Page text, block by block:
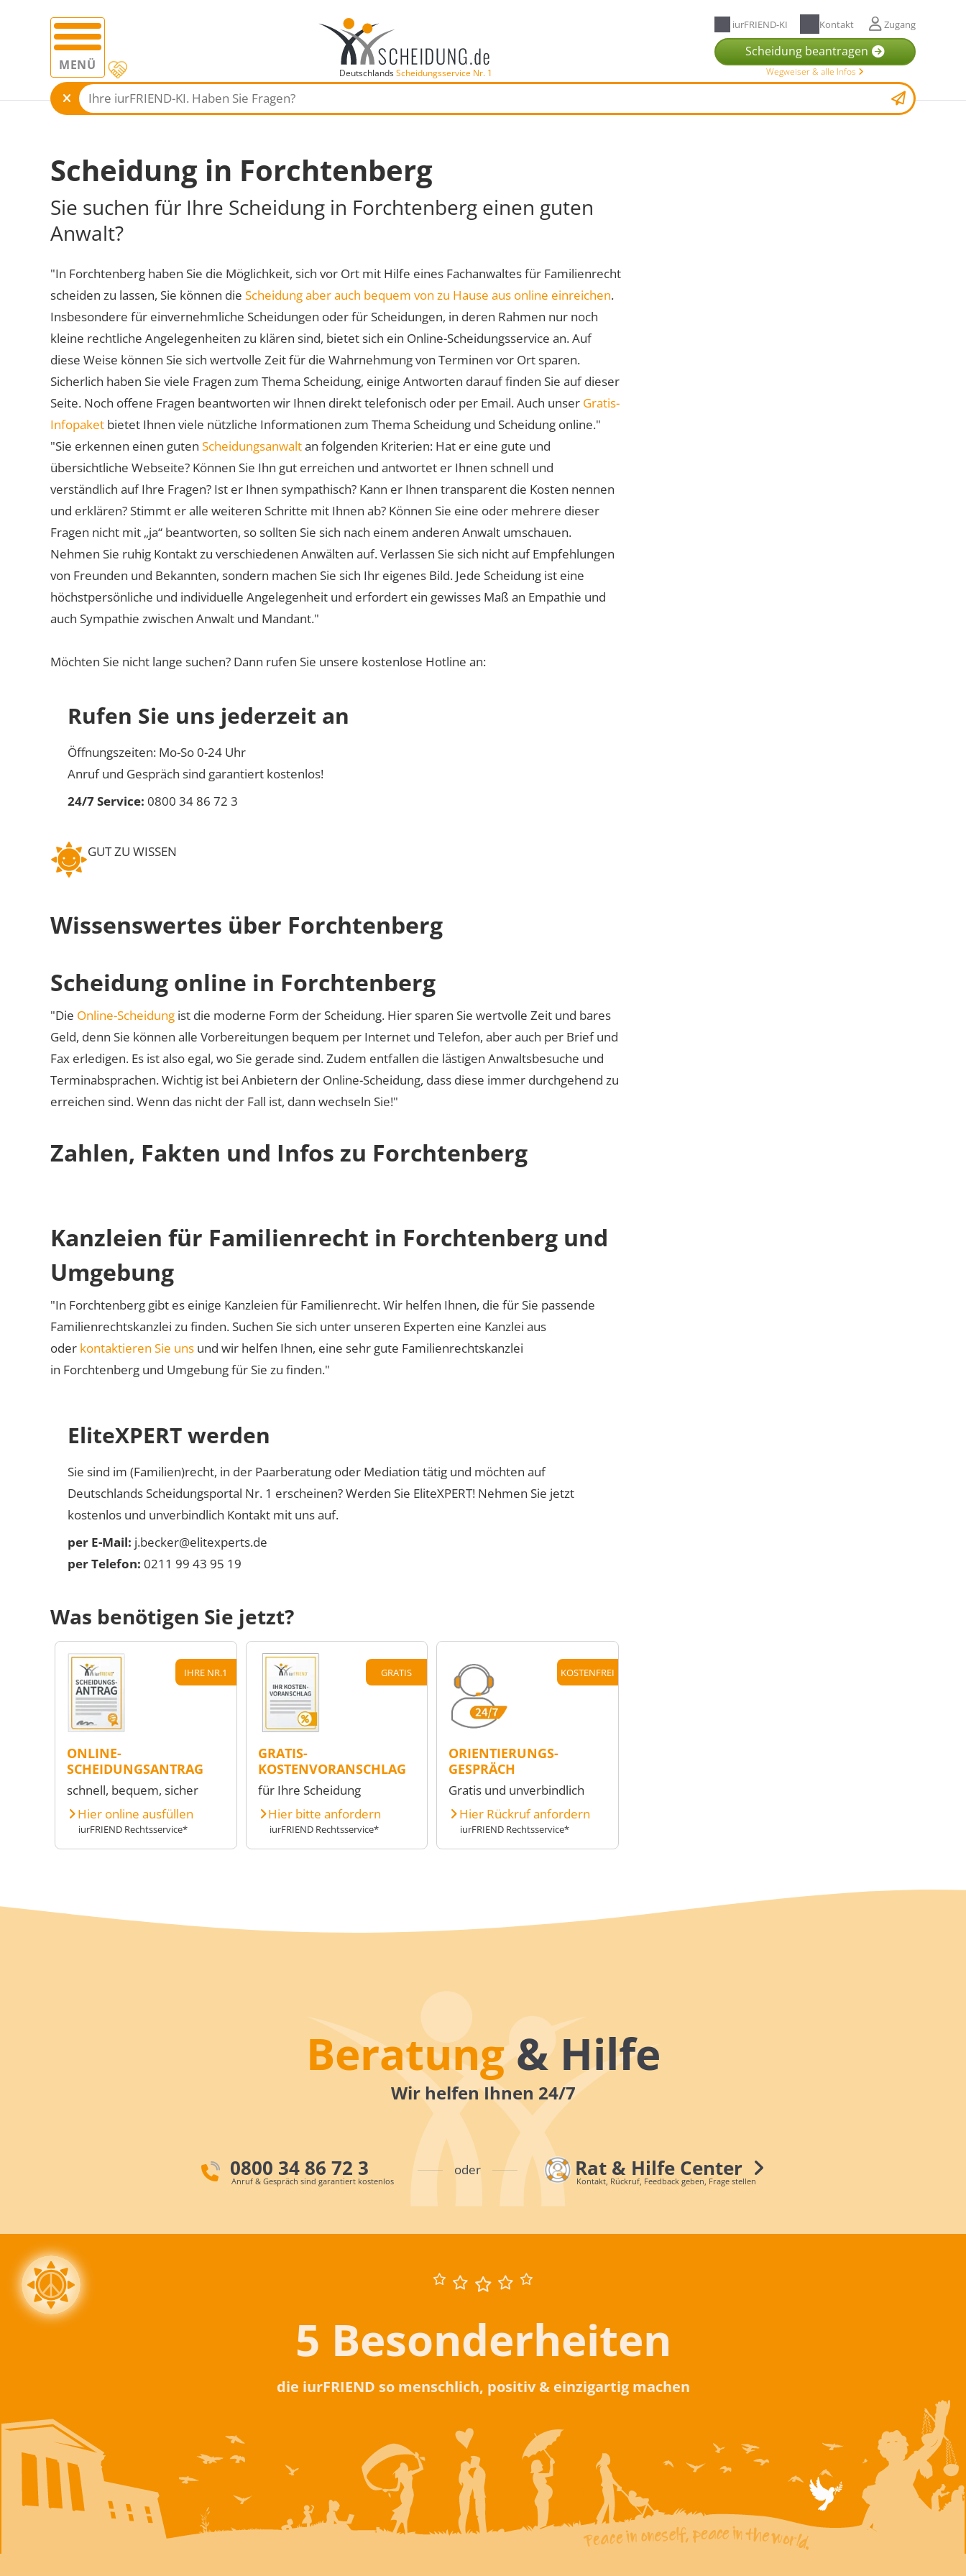
MENÜ DeutschlandsScheidungsservice Nr. 1
iurFRIEND-KI Kontakt Zugang
Scheidung beantragen
Wegweiser & alle Infos
Scheidung in Forchtenberg
Sie suchen für Ihre Scheidung in Forchtenberg einen guten
Anwalt?
"In Forchtenberg haben Sie die Möglichkeit, sich vor Ort mit Hilfe eines Fachanwaltes für Familienrecht
scheiden zu lassen, Sie können die Scheidung aber auch bequem von zu Hause aus online einreichen.
Insbesondere für einvernehmliche Scheidungen oder für Scheidungen, in deren Rahmen nur noch
kleine rechtliche Angelegenheiten zu klären sind, bietet sich ein Online-Scheidungsservice an. Auf
diese Weise können Sie sich wertvolle Zeit für die Wahrnehmung von Terminen vor Ort sparen.
Sicherlich haben Sie viele Fragen zum Thema Scheidung, einige Antworten darauf finden Sie auf dieser
Seite. Noch offene Fragen beantworten wir Ihnen direkt telefonisch oder per Email. Auch unser Gratis-
Infopaket bietet Ihnen viele nützliche Informationen zum Thema Scheidung und Scheidung online."
"Sie erkennen einen guten Scheidungsanwaltan folgenden Kriterien: Hat er eine gute und
übersichtliche Webseite? Können Sie Ihn gut erreichen und antwortet er Ihnen schnell und
verständlich auf Ihre Fragen? Ist er Ihnen sympathisch? Kann er Ihnen transparent die Kosten nennen
und erklären? Stimmt er alle weiteren Schritte mit Ihnen ab? Können Sie eine oder mehrere dieser
Fragen nicht mit „ja“ beantworten, so sollten Sie sich nach einem anderen Anwalt umschauen.
Nehmen Sie ruhig Kontakt zu verschiedenen Anwälten auf. Verlassen Sie sich nicht auf Empfehlungen
von Freunden und Bekannten, sondern machen Sie sich Ihr eigenes Bild. Jede Scheidung ist eine
höchstpersönliche und individuelle Angelegenheit und erfordert ein gewisses Maß an Empathie und
auch Sympathie zwischen Anwalt und Mandant."
Möchten Sie nicht lange suchen? Dann rufen Sie unsere kostenlose Hotline an:
Rufen Sie uns jederzeit an
Öffnungszeiten: Mo-So 0-24 Uhr
Anruf und Gespräch sind garantiert kostenlos!
24/7 Service: 0800 34 86 72 3
GUT ZU WISSEN
Wissenswertes über Forchtenberg
Scheidung online in Forchtenberg
"Die Online-Scheidung ist die moderne Form der Scheidung. Hier sparen Sie wertvolle Zeit und bares
Geld, denn Sie können alle Vorbereitungen bequem per Internet und Telefon, aber auch per Brief und
Fax erledigen. Es ist also egal, wo Sie gerade sind. Zudem entfallen die lästigen Anwaltsbesuche und
Terminabsprachen. Wichtig ist bei Anbietern der Online-Scheidung, dass diese immer durchgehend zu
erreichen sind. Wenn das nicht der Fall ist, dann wechseln Sie!"
Zahlen, Fakten und Infos zu Forchtenberg
Kanzleien für Familienrecht in Forchtenberg und
Umgebung
"In Forchtenberg gibt es einige Kanzleien für Familienrecht. Wir helfen Ihnen, die für Sie passende
Familienrechtskanzlei zu finden. Suchen Sie sich unter unseren Experten eine Kanzlei aus
oder kontaktieren Sie uns und wir helfen Ihnen, eine sehr gute Familienrechtskanzlei
in Forchtenberg und Umgebung für Sie zu finden."
EliteXPERT werden
Sie sind im (Familien)recht, in der Paarberatung oder Mediation tätig und möchten auf
Deutschlands Scheidungsportal Nr. 1 erscheinen? Werden Sie EliteXPERT! Nehmen Sie jetzt
kostenlos und unverbindlich Kontakt mit uns auf.
per E-Mail: j.becker@elitexperts.de
per Telefon: 0211 99 43 95 19
Was benötigen Sie jetzt?
IHRE NR.1
ONLINE-
SCHEIDUNGSANTRAG
schnell, bequem, sicher
Hier online ausfüllen
iurFRIEND Rechtsservice*
GRATIS
GRATIS-
KOSTENVORANSCHLAG
für Ihre Scheidung
Hier bitte anfordern
iurFRIEND Rechtsservice*
KOSTENFREI
ORIENTIERUNGS-
GESPRÄCH
Gratis und unverbindlich
Hier Rückruf anfordern
iurFRIEND Rechtsservice*
Beratung& Hilfe
Wir helfen Ihnen 24/7
0800 34 86 72 3
Anruf & Gespräch sind garantiert kostenlos
oder Rat & Hilfe Center
Kontakt, Rückruf, Feedback geben, Frage stellen
5 Besonderheiten
die iurFRIEND so menschlich, positiv & einzigartig machen